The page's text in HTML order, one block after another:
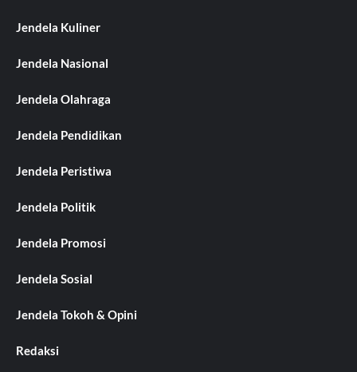
Jendela Kuliner
Jendela Nasional
Jendela Olahraga
Jendela Pendidikan
Jendela Peristiwa
Jendela Politik
Jendela Promosi
Jendela Sosial
Jendela Tokoh & Opini
Redaksi